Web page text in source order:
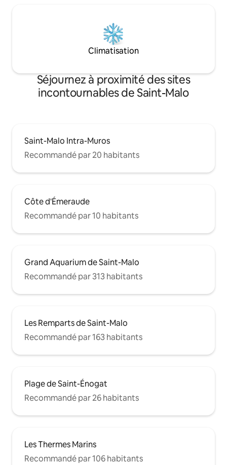
Climatisation
Séjournez à proximité des sites
incontournables de Saint-Malo
Saint-Malo Intra-Muros
Recommandé par 20 habitants
Côte d'Émeraude
Recommandé par 10 habitants
Grand Aquarium de Saint-Malo
Recommandé par 313 habitants
Les Remparts de Saint-Malo
Recommandé par 163 habitants
Plage de Saint-Énogat
Recommandé par 26 habitants
Les Thermes Marins
Recommandé par 106 habitants